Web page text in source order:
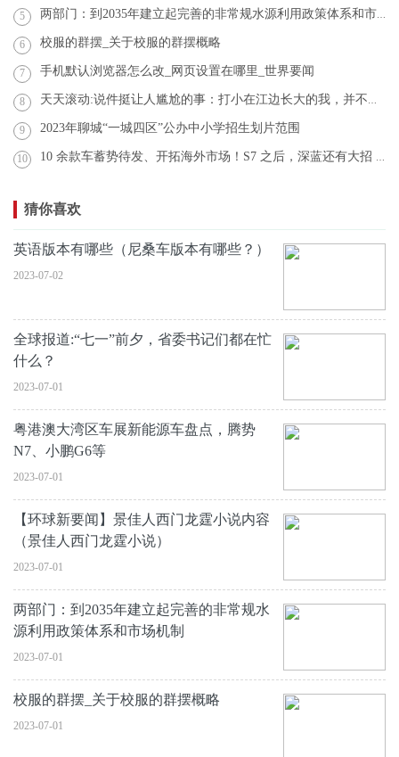
5 两部门：到2035年建立起完善的非常规水源利用政策体系和市场机制
6 校服的群摆_关于校服的群摆概略
7 手机默认浏览器怎么改_网页设置在哪里_世界要闻
8 天天滚动:说件挺让人尴尬的事：打小在江边长大的我，并不会游泳
9 2023年聊城“一城四区”公办中小学招生划片范围
10 10 余款车蓄势待发、开拓海外市场！S7 之后，深蓝还有大招 今日关注
猜你喜欢
英语版本有哪些（尼桑车版本有哪些？）
2023-07-02
全球报道:“七一”前夕，省委书记们都在忙
什么？
2023-07-01
粤港澳大湾区车展新能源车盘点，腾势
N7、小鹏G6等
2023-07-01
【环球新要闻】景佳人西门龙霆小说内容
（景佳人西门龙霆小说）
2023-07-01
两部门：到2035年建立起完善的非常规水
源利用政策体系和市场机制
2023-07-01
校服的群摆_关于校服的群摆概略
2023-07-01